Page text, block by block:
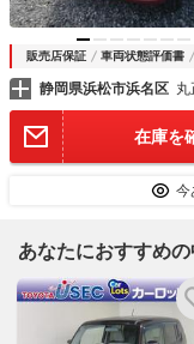
販売店保証 車両状態評価書
静岡県浜松市浜名区 丸
在庫を
今
あなたにおすすめ